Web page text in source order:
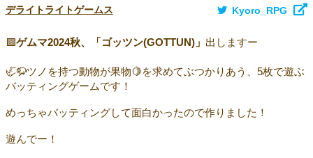
デライトライトゲームス Kyoro_RPG
🟩ゲムマ2024秋、「ゴッツン(GOTTUN)」 出しますー
🦏🦬ツノを持つ動物が果物🍋を求めてぶつかりあう、5枚で遊ぶ
バッティングゲームです！
めっちゃバッティングして面白かったので作りました！
遊んでー！